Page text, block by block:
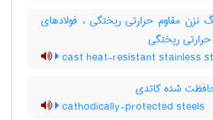
نزن مقاوم حرارتی ریختگی ، فولادهای
ریختگی
cast heat-resistant stainless
شده کاتدی
cathodically-protected steels